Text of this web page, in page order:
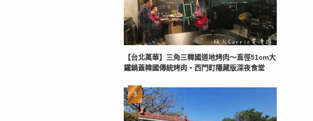
【台北萬華】三角三韓國道地烤肉～直徑51cm大
鐵鍋蓋韓國傳統烤肉‧西門町隱藏版深夜食堂